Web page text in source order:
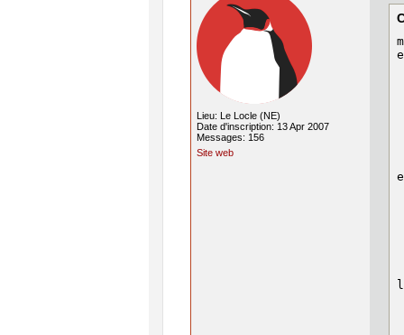
Lieu: Le Locle (NE)
Date d'inscription: 13 Apr 2007
Messages: 156
Site web